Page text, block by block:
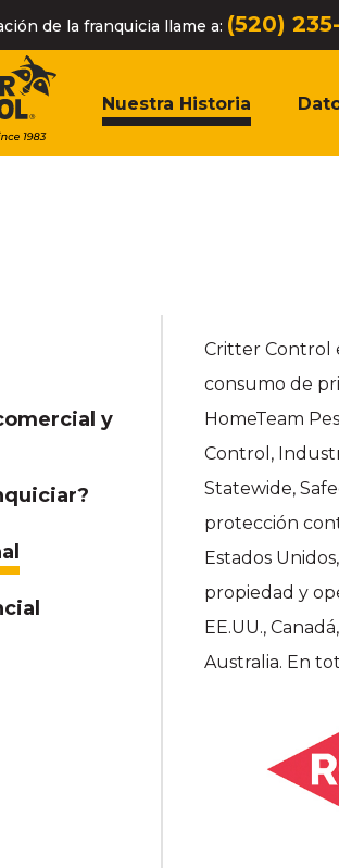
de la franquicia llame a: (520)
Nuestra Historia
Critter Control
consumo de
HomeTeam
Control,
Statewide,
protección
Estados
propiedad y
EE.UU.,
Australia. En
y